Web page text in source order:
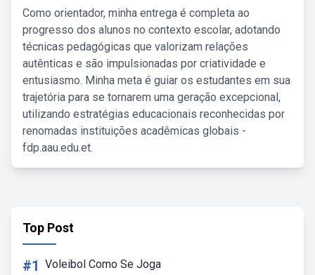
Como orientador, minha entrega é completa ao
progresso dos alunos no contexto escolar, adotando
técnicas pedagógicas que valorizam relações
autênticas e são impulsionadas por criatividade e
entusiasmo. Minha meta é guiar os estudantes em sua
trajetória para se tornarem uma geração excepcional,
utilizando estratégias educacionais reconhecidas por
renomadas instituições acadêmicas globais -
fdp.aau.edu.et.
Top Post
#1 Voleibol Como Se Joga